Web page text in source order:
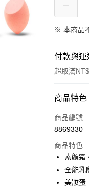
※ 本商品
付款與
超取滿
付款方式
信用卡一
LINE Pay
Apple Pay
商品特色
商品編號
8869330
商品特色
素顏霜
全能乳
美妝蛋